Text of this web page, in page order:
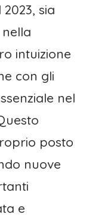
sia
intuizione
con gli
nel
posto
nuove
e